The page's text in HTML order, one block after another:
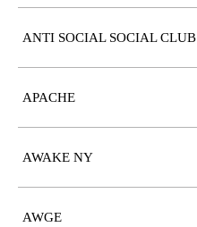
ANTI SOCIAL SOCIAL CLUB
APACHE
AWAKE NY
AWGE